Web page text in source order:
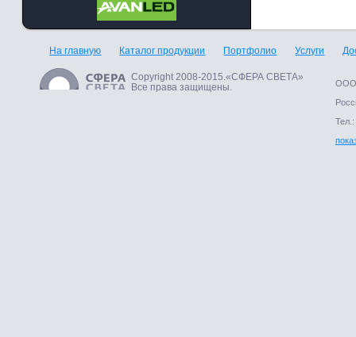
На главную Каталог продукции Портфолио Услуги
Copyright 2008-2015.«СФЕРА СВЕТА»
Все права защищены.
ООО